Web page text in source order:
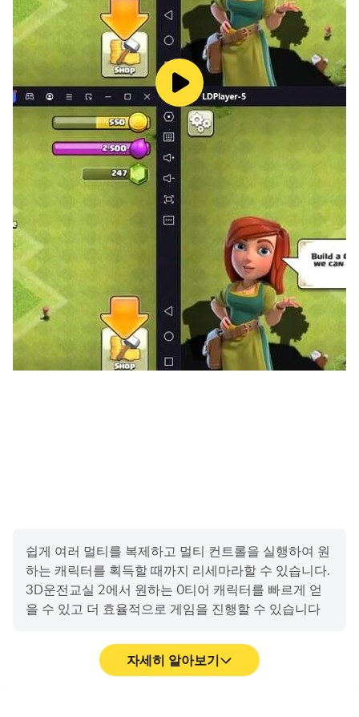
쉽게 여러 멀티를 복제하고 멀티 컨트롤을 실행하여 원
하는 캐릭터를 획득할 때까지 리세마라할 수 있습니다.
3D운전교실 2에서 원하는 0티어 캐릭터를 빠르게 얻
을 수 있고 더 효율적으로 게임을 진행할 수 있습니다
자세히 알아보기